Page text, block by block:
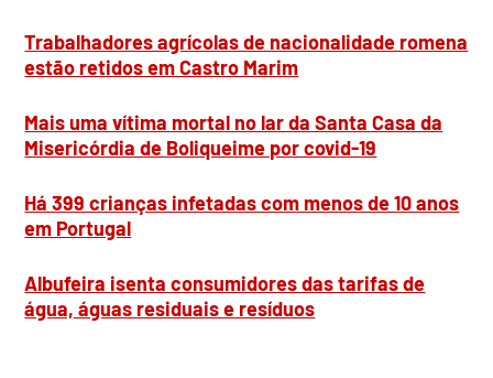
Trabalhadores agrícolas de nacionalidade romena
estão retidos em Castro Marim
Mais uma vítima mortal no lar da Santa Casa da
Misericórdia de Boliqueime por covid-19
Há 399 crianças infetadas com menos de 10 anos
em Portugal
Albufeira isenta consumidores das tarifas de
água, águas residuais e resíduos